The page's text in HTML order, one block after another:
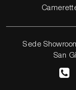
Sede
San